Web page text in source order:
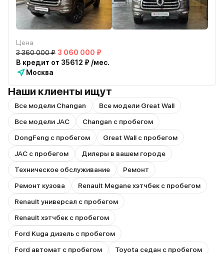
Цена
3 360 000 ₽ 3 060 000 ₽
В кредит от 35612 ₽ /мес.
Москва
Наши клиенты ищут
Все модели Changan
Все модели Great Wall
Все модели JAC
Changan с пробегом
DongFeng с пробегом
Great Wall с пробегом
JAC с пробегом
Дилеры в вашем городе
Техническое обслуживание
Ремонт
Ремонт кузова
Renault Megane хэтчбек с пробегом
Renault универсал с пробегом
Renault хэтчбек с пробегом
Ford Kuga дизель с пробегом
Ford автомат с пробегом
Toyota седан с пробегом